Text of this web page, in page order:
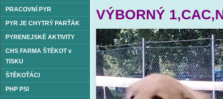
PRACOVNÍ PYR
PYR JE CHYTRÝ PARŤÁK
PYRENEJSKÉ AKTIVITY
CHS FARMA ŠTĚKOT v
TISKU
ŠTĚKOŤÁCI
PHP PSI
VÝBORNÝ